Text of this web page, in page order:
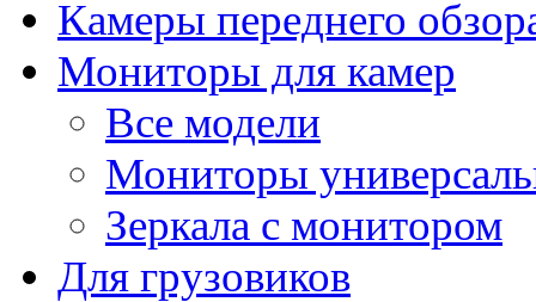
Камеры переднего
Мониторы для камер
Все модели
Мониторы
Зеркала с монитором
Для грузовиков